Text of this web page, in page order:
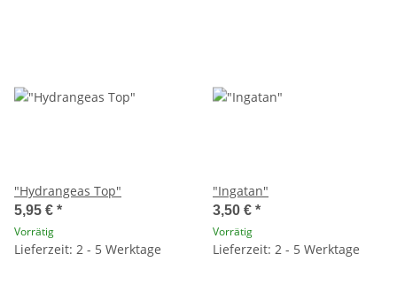
"Hydrangeas Top"
5,95 € *
Vorrätig
Lieferzeit: 2 - 5 Werktage
"Ingatan"
3,50 € *
Vorrätig
Lieferzeit: 2 - 5 Werktage